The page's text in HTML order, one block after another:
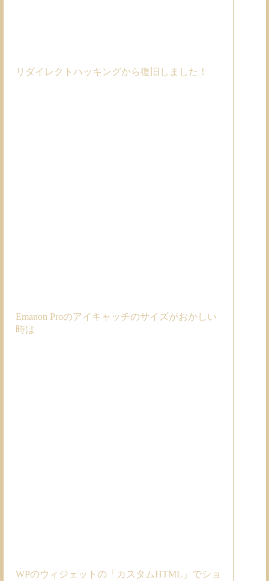
リダイレクトハッキングから復旧しました！
Emanon Proのアイキャッチのサイズがおかしい
時は
WPのウィジェットの「カスタムHTML」でショ